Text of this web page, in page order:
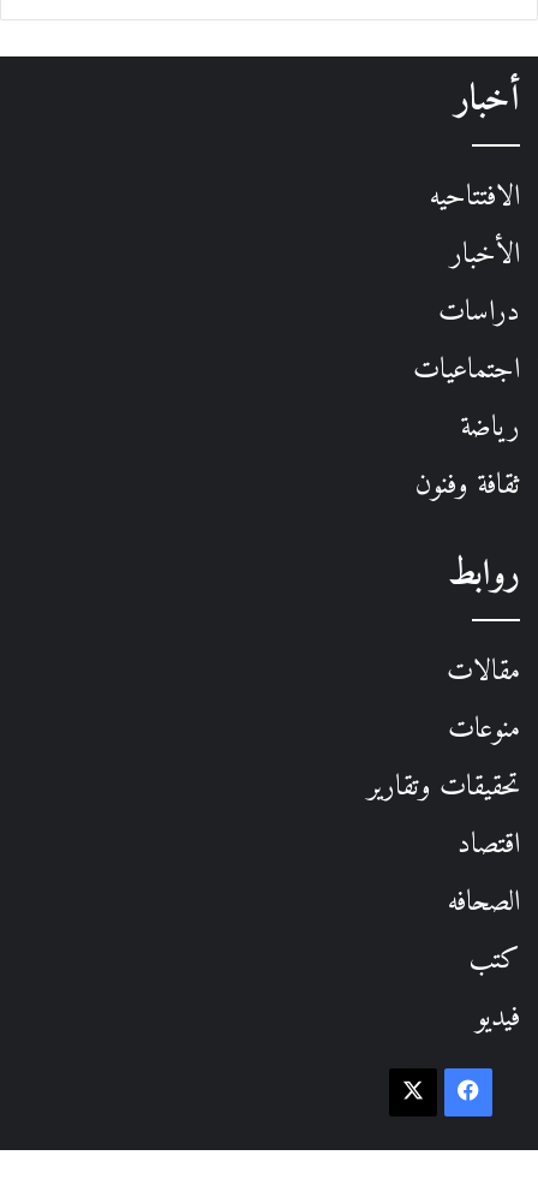
أخبار
الافتتاحيه
الأخبار
دراسات
اجتماعيات
رياضة
ثقافة وفنون
روابط
مقالات
منوعات
تحقيقات وتقارير
اقتصاد
الصحافه
كتب
فيديو
فيسبوك